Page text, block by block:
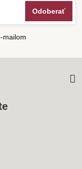
Odoberať
mailom